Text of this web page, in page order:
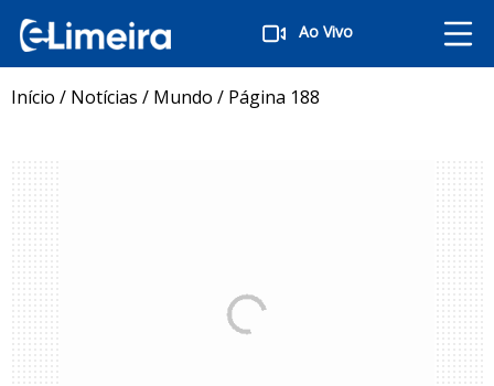
Ao Vivo
Início / Notícias / Mundo / Página 188